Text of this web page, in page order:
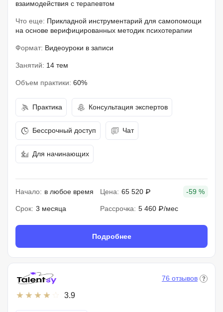
взаимодействия с терапевтом
Что еще: Прикладной инструментарий для самопомощи
на основе верифицированных методик психотерапии
Формат: Видеоуроки в записи
Занятий: 14 тем
Объем практики: 60%
Практика Консультация экспертов
Бессрочный доступ Чат
Для начинающих
Начало: в любое время Цена: 65 520 ₽ -59 %
Срок: 3 месяца Рассрочка: 5 460 ₽/мес
Подробнее
3.9
76 отзывов